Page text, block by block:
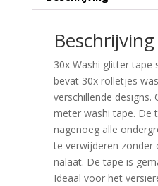
Beschrijving
30x Washi glitter tape
bevat 30x rolletjes
verschillende designs.
meter washi tape. De
nagenoeg alle
te verwijderen zonder
nalaat. De tape is
Ideaal voor het